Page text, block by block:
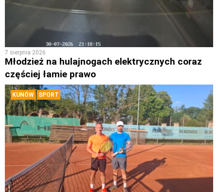
7 sierpnia 2026
Młodzież na hulajnogach elektrycznych coraz
częściej łamie prawo
KUNÓW SPORT